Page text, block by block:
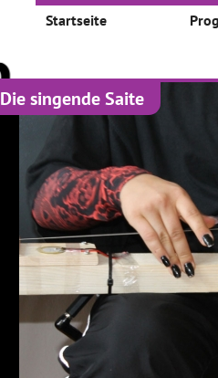
Die singende Saite
Startseite
Projekte
PankOhr